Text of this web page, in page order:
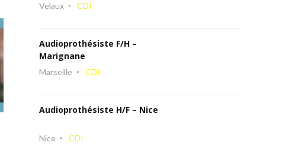
Velaux CDI
Audioprothésiste F/H –
Marignane
Marseille CDI
Audioprothésiste H/F – Nice
Nice CDI